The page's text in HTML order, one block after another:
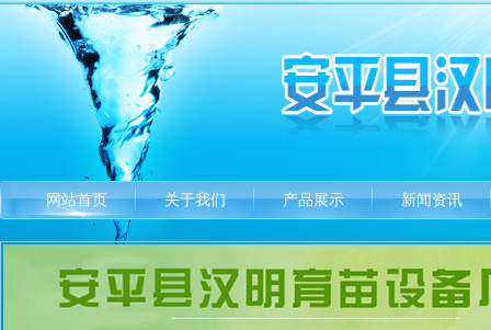
网站首页 关于我们 产品展示 新闻资讯